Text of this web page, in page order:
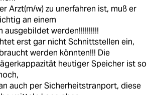
Arzt(m/w) zu unerfahren ist, muß er
an einem
ausgebildet werden!!!!!!!!!!
erst gar nicht Schnittstellen ein,
werden könnten!!! Die
heutiger Speicher ist so
auch per Sicherheitstranport, diese